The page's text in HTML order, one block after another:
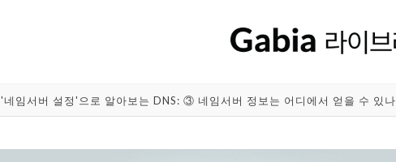
'네임서버 설정'으로 알아보는 DNS: ③ 네임서버 정보는 어디에서 얻을 수 있나